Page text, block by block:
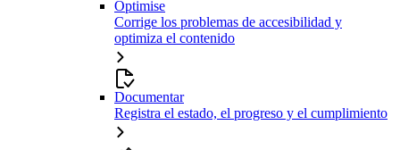
Optimise
Corrige los problemas de accesibilidad y
optimiza el contenido
Documentar
Registra el estado, el progreso y el cumplimiento